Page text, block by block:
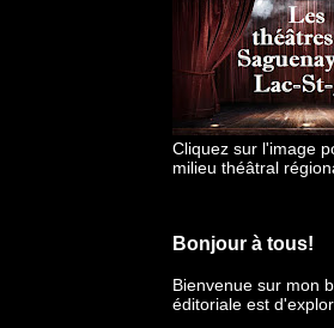
Cliquez sur l'image
milieu théâtral
Bonjour à tous!
Bienvenue sur mon
éditoriale est